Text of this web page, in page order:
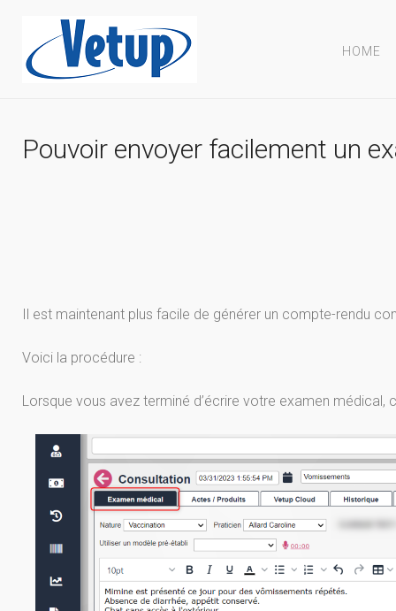
HOME
Pouvoir envoyer facilement un
Il est maintenant plus facile de générer un compte-rendu
Voici la procédure :
Lorsque vous avez terminé d’écrire votre examen médical,